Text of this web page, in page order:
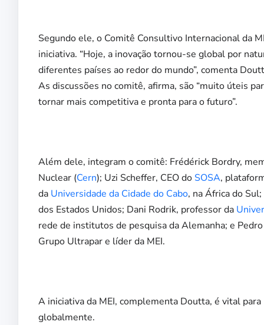
Segundo ele, o Comitê Consultivo Internacional da
iniciativa. “Hoje, a inovação tornou-se global por
diferentes países ao redor do mundo”, comenta
As discussões no comitê, afirma, são “muito úteis
tornar mais competitiva e pronta para o futuro”.
Além dele, integram o comitê: Frédérick Bordry,
Nuclear (Cern); Uzi Scheffer, CEO do SOSA,
da Universidade da Cidade do Cabo, na África do
dos Estados Unidos; Dani Rodrik, professor da
rede de institutos de pesquisa da Alemanha; e
Grupo Ultrapar e líder da MEI.
A iniciativa da MEI, complementa Doutta, é vital
globalmente.